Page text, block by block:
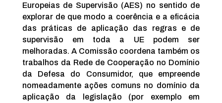
Europeias de Supervisão (AES) no sentido de
explorar de que modo a coerência e a eficácia
das práticas de aplicação das regras e de
supervisão em toda a UE podem ser
melhoradas. A Comissão coordena também os
trabalhos da Rede de Cooperação no Domínio
da Defesa do Consumidor, que empreende
nomeadamente ações comuns no domínio da
aplicação da legislação (por exemplo em